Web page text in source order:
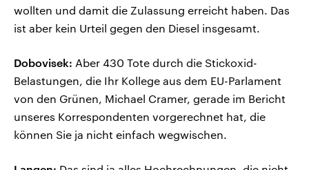
wollten und damit die Zulassung erreicht haben. Das
ist aber kein Urteil gegen den Diesel insgesamt.
Dobovisek: Aber 430 Tote durch die Stickoxid-
Belastungen, die Ihr Kollege aus dem EU-Parlament
von den Grünen, Michael Cramer, gerade im Bericht
unseres Korrespondenten vorgerechnet hat, die
können Sie ja nicht einfach wegwischen.